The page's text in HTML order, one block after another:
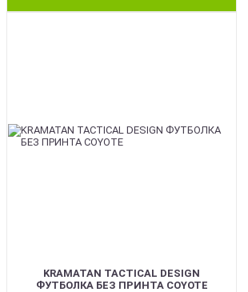
KRAMATAN TACTICAL DESIGN
ФУТБОЛКА БЕЗ ПРИНТА COYOTE